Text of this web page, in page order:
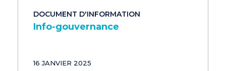
DOCUMENT D'INFORMATION
Info-gouvernance
16 JANVIER 2025